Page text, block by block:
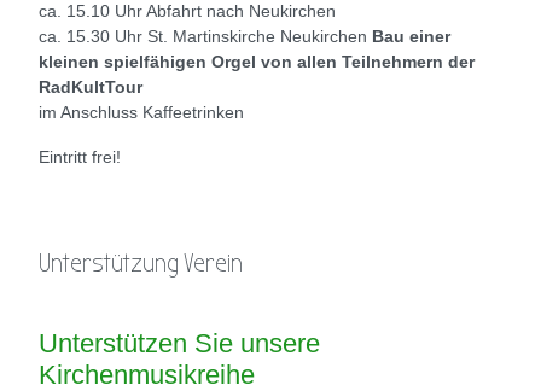
ca. 15.10 Uhr Abfahrt nach Neukirchen
ca. 15.30 Uhr St. Martinskirche Neukirchen Bau einer
kleinen spielfähigen Orgel von allen Teilnehmern der
RadKultTour
im Anschluss Kaffeetrinken
Eintritt frei!
Unterstützung Verein
Unterstützen Sie unsere
Kirchenmusikreihe